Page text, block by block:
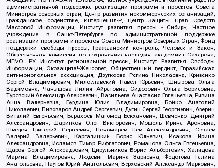
административной поддержке реализации программ и проектов Совета
Министров северных стран, Центр развития некоммерческих организаций,
Гражданское содействие, Интернешнл-Р, Центр Защиты Прав Средств
Массовой Информации, Институт развития прессы - Сибирь, Частное
учреждение в Санкт-Петербурге по административной поддержке
реализации программ и проектов Совета Министров Северных Стран, Фонд
поддержки свободы прессы, Гражданский контроль, Человек и Закон,
Общественная комиссия по сохранению наследия академика Сахарова,
МЕМО. РУ, Институт региональной прессы, Институт Развития Свободы
Информации, Экозащита!-Женсовет, Общественный вердикт, Евразийская
антимонопольная ассоциация, Дзугкоева Регина Николаевна, Кривенко
Сергей Владимирович, Милославский Павел Юрьевич, Шнырова Ольга
Вадимовна, Чанышева Лилия Айратовна, Сидорович Ольга Борисовна,
Туровский Александр Алексеевич, Васильева Анастасия Евгеньевна, Ривина
Анна Валерьевна, Бурдина Юлия Владимировна, Бойко Анатолий
Николаевич, Пивоваров Андрей Сергеевич, Дугин Сергей Георгиевич, Аверин
Виталий Евгеньевич, Барахоев Магомед Бекханович, Шевченко Дмитрий
Александрович, Шарипков Олег Викторович, Мошель Ирина Ароновна,
Шведов Григорий Сергеевич, Пономарев Лев Александрович, Созаев
Валерий Валерьевич, Каргалицкий Борис Юльевич, Исакова Ирина
Александровна, Исламов Тимур Рифгатович, Романова Ольга Евгеньевна,
Щаров Сергей Алексадрович, Цирульников Борис Альбертович, Халидова
Марина Владимировна, Людевиг Марина Зариевна, Федотова Галина
Анатольевна, Паутов Юрий Анатольевич, Верховский Александр Маркович,